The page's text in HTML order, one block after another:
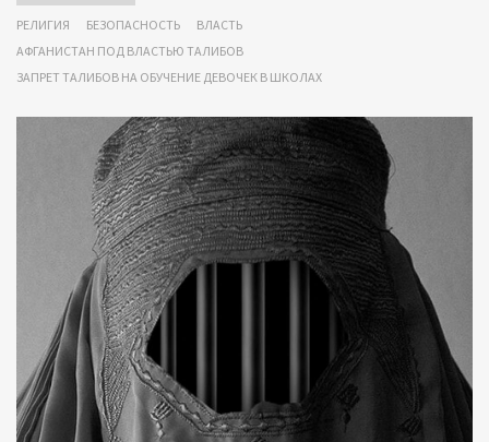
РЕЛИГИЯ БЕЗОПАСНОСТЬ
ВЛАСТЬ
АФГАНИСТАН ПОД ВЛАСТЬЮ ТАЛИБОВ
ЗАПРЕТ ТАЛИБОВ НА ОБУЧЕНИЕ ДЕВОЧЕК В ШКОЛАХ